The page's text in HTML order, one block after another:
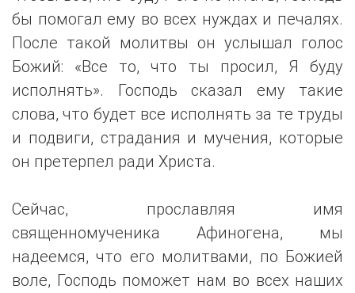
бы помогал ему во всех нуждах и печалях.
После такой молитвы он услышал голос
Божий: «Все то, что ты просил, Я буду
исполнять». Господь сказал ему такие
слова, что будет все исполнять за те труды
и подвиги, страдания и мучения, которые
он претерпел ради Христа.
Сейчас, прославляя имя
священномученика Афиногена, мы
надеемся, что его молитвами, по Божией
воле, Господь поможет нам во всех наших